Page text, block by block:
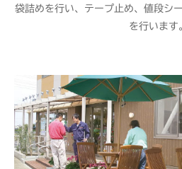
袋詰めを行い、テープ止め、値段シ
を行います